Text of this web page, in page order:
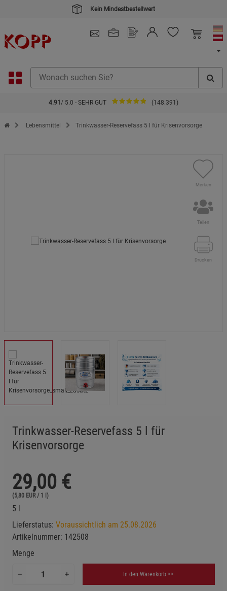
Kein Mindestbestellwert
4.91 / 5.0 - SEHR GUT (148.391)
Zur Startseite des Kopp Verlag Online-Shop
Lebensmittel Trinkwasser-Reservefass 5 l für Krisenvorsorge
Merken
Teilen
Drucken
Trinkwasser-Reservefass 5 l für
Krisenvorsorge
29,00 €
(5,80 EUR / 1 l)
5 l
Lieferstatus: Voraussichtlich am 25.08.2026
Artikelnummer: 142508
Menge
In den Warenkorb >>